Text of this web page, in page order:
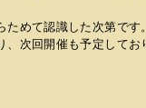
ためて認識した次第です。
、次回開催も予定してお